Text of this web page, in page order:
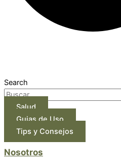
Search
Salud
Guias de Uso
Tips y Consejos
Nosotros